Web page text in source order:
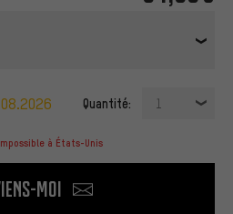
Quantité: 1
à États-Unis
moi